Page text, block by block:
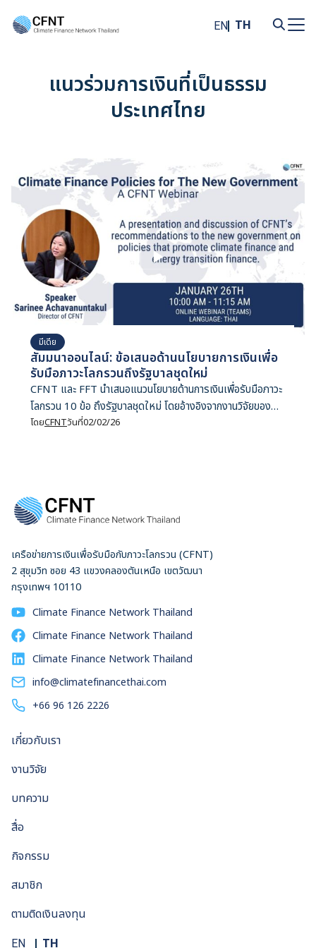
EN TH
แนวร่วมการเงินที่เป็นธรรม
ประเทศไทย
มีเดีย
สัมมนาออนไลน์: ข้อเสนอด้านนโยบายการเงินเพื่อ
รับมือภาวะโลกรวนถึงรัฐบาลชุดใหม่
CFNT และ FFT นำเสนอแนวนโยบายด้านการเงินเพื่อรับมือภาวะ
โลกรวน 10 ข้อ ถึงรัฐบาลชุดใหม่ โดยอ้างอิงจากงานวิจัยของ
สององค์กร
โดยCFNTวันที่02/02/26
เครือข่ายการเงินเพื่อรับมือกับภาวะโลกรวน (CFNT)
2 สุขุมวิท ซอย 43 แขวงคลองตันเหนือ เขตวัฒนา
กรุงเทพฯ 10110
Climate Finance Network Thailand
Climate Finance Network Thailand
Climate Finance Network Thailand
info@climatefinancethai.com
+66 96 126 2226
เกี่ยวกับเรา
งานวิจัย
บทความ
สื่อ
กิจกรรม
สมาชิก
ตามติดเงินลงทุน
EN TH